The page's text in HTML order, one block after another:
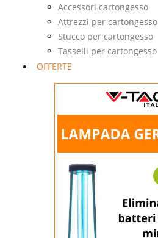
Accessori cartongesso
Attrezzi per cartongesso
Stucco per cartongesso
Tasselli per cartongesso
OFFERTE